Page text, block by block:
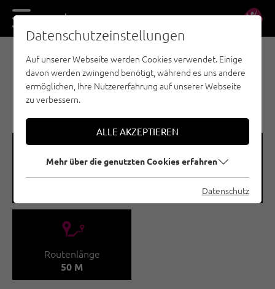
DE EN
EISKLETTERN - PITZTAL
EGGENSTALL /
PFITSCHENFALL
🞽
Schwierigkeitsgrad
🞱
Seehöhe
1350 - 1400 M
🔹
Routenlänge
50 M
Datenschutzeinstellungen
Auf unserer Webseite werden Cookies verwendet. Einige
davon werden zwingend benötigt, während es uns andere
ermöglichen, Ihre Nutzererfahrung auf unserer Webseite
zu verbessern.
ALLE AKZEPTIEREN
Mehr über die genutzten Cookies erfahren
Datenschutz